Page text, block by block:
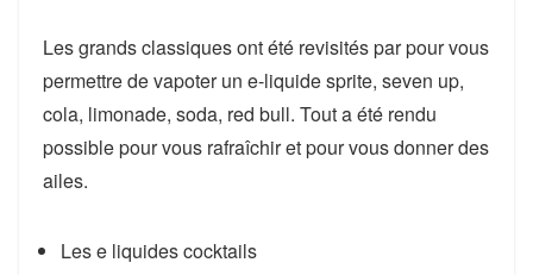
Les grands classiques ont été revisités par pour vous
permettre de vapoter un e-liquide sprite, seven up,
cola, limonade, soda, red bull. Tout a été rendu
possible pour vous rafraîchir et pour vous donner des
ailes.
Les e liquides cocktails